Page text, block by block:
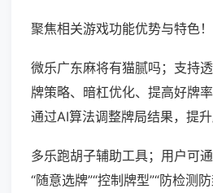
聚焦相关游戏功能优势与特色！
微乐广东麻将有猫腻吗；支持
牌策略、暗杠优化、提高好牌
通过AI算法调整牌局结果，提升
多乐跑胡子辅助工具；用户可
“随意选牌”“控制牌型”“防检测